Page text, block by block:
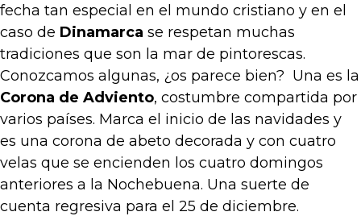
fecha tan especial en el mundo cristiano y en el
caso de Dinamarca se respetan muchas
tradiciones que son la mar de pintorescas.
Conozcamos algunas, ¿os parece bien? Una es la
Corona de Adviento, costumbre compartida por
varios países. Marca el inicio de las navidades y
es una corona de abeto decorada y con cuatro
velas que se encienden los cuatro domingos
anteriores a la Nochebuena. Una suerte de
cuenta regresiva para el 25 de diciembre.